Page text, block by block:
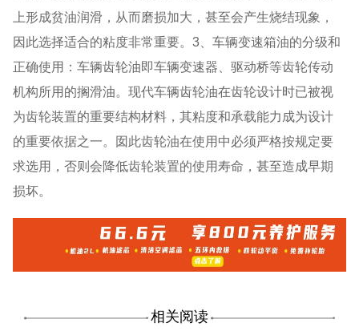
上形成贫油润滑，从而磨损加大，甚至会产生烧结现象，
因此选择适合的粘度非常重要。3、车辆变速箱油的分级和
正确使用：车辆齿轮油即车辆变速器、驱动桥等齿轮传动
机构所用的搁滑油。现代车辆齿轮油在齿轮设计时已被视
为齿轮装置的重要结构材料，其粘度和承载能力成为设计
的重要依据之一。囡此齿轮油在使用中必须严格按规定要
求选用，否则会降低齿轮装置的使用寿命，甚至造成早期
损坏。
相关阅读